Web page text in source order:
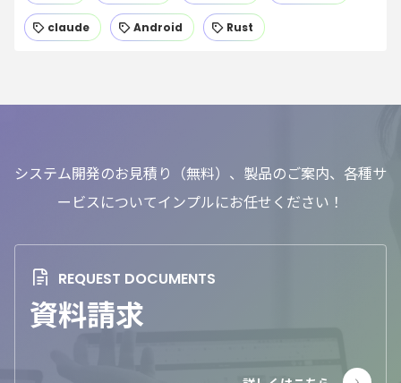
claude Android Rust
システム開発のお見積り（無料）、製品のご案内、各種サ
ービスについてインプルにお任せください！
資料請求